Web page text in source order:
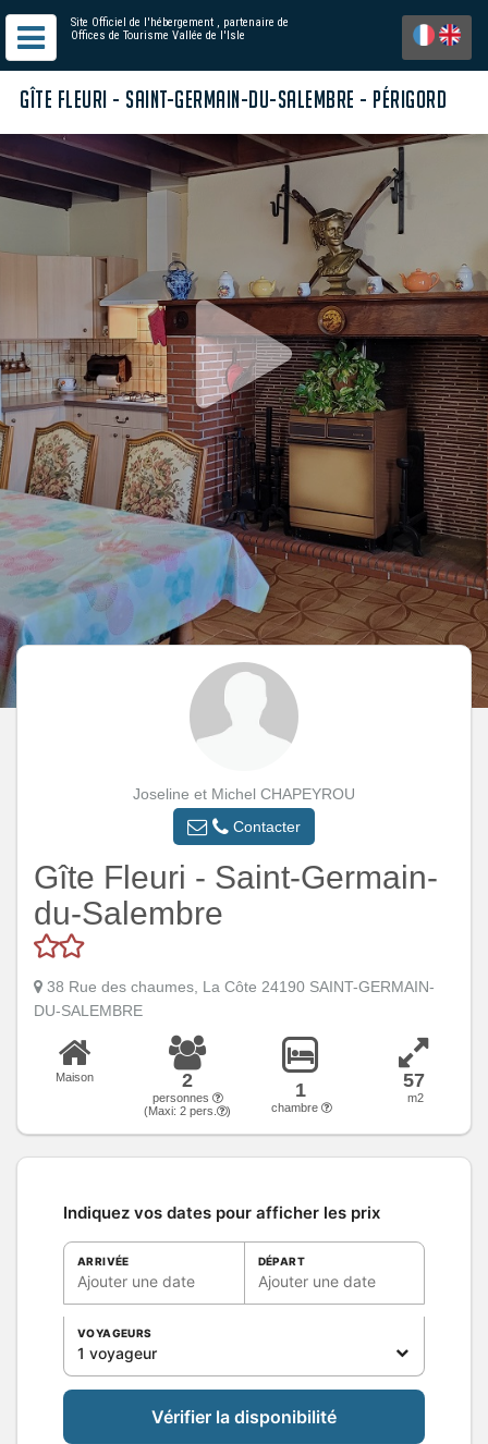
Site Officiel de l'hébergement , partenaire de
Offices de Tourisme Vallée de l'Isle
GÎTE FLEURI - SAINT-GERMAIN-DU-SALEMBRE - PÉRIGORD
Joseline et Michel CHAPEYROU
Contacter
Gîte Fleuri - Saint-Germain-
du-Salembre
38 Rue des chaumes, La Côte 24190 SAINT-GERMAIN-
DU-SALEMBRE
Maison 2
personnes
(Maxi: 2 pers. )
1
chambre
57
m2
Indiquez vos dates pour afficher les prix
ARRIVÉE
Ajouter une date
DÉPART
Ajouter une date
VOYAGEURS
1 voyageur
Vérifier la disponibilité